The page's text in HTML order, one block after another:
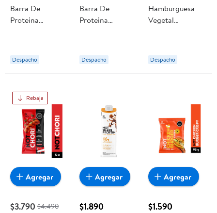
Barra De
Proteina
Creams 30 g
Notco
Despacho
Barra De
Proteina
Maracuyá 5un
225 g NotCo
Despacho
Hamburguesa
Vegetal
Despacho
Rebaja
$3.790 $4.490
Agregar
$1.890
Agregar
$1.590
Agregar